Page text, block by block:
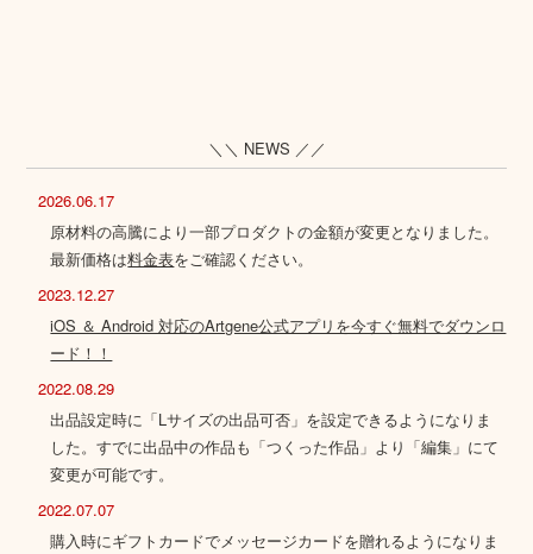
＼＼ NEWS ／／
2026.06.17
原材料の高騰により一部プロダクトの金額が変更となりました。
最新価格は料金表をご確認ください。
2023.12.27
iOS ＆ Android 対応のArtgene公式アプリを今すぐ無料でダウンロ
ード！！
2022.08.29
出品設定時に「Lサイズの出品可否」を設定できるようになりま
した。すでに出品中の作品も「つくった作品」より「編集」にて
変更が可能です。
2022.07.07
購入時にギフトカードでメッセージカードを贈れるようになりま